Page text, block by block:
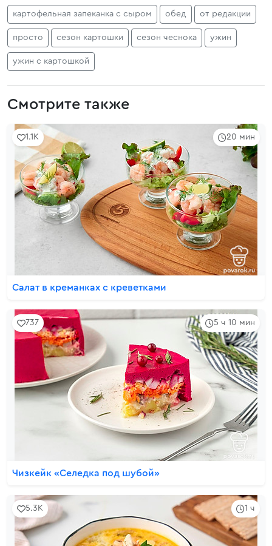
картофельная запеканка с сыром обед от редакции
просто сезон картошки сезон чеснока ужин
ужин с картошкой
Смотрите также
20 мин
1.1K
Салат в креманках с креветками
5 ч 10 мин
737
Чизкейк «Селедка под шубой»
1 ч
5.3K